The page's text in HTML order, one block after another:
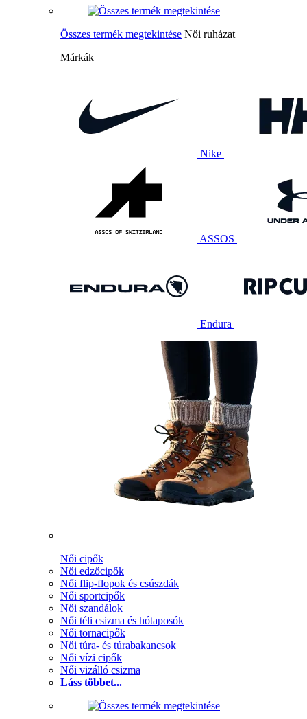
Összes termék megtekintése Női ruházat
Márkák
Nike
ASSOS
Endura
Női cipők
Női edzőcipők
Női flip-flopok és csúszdák
Női sportcipők
Női szandálok
Női téli csizma és hótaposók
Női tornacipők
Női túra- és túrabakancsok
Női vízi cipők
Női vizálló csizma
Láss többet...